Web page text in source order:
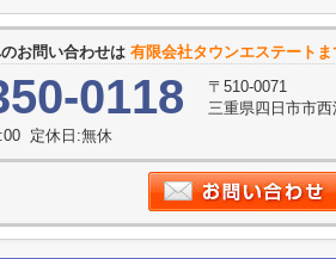
お問い合わせは 有限会社タウンエステートま
0118
〒510-0071
三重県四日市市
定休日:無休